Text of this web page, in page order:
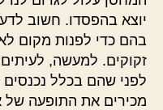
יוצא בהפסדו. חשוב
בהם כדי לפנות מקום
זקוקים. למעשה,
לפני שהם בכלל נכנסים
מכירים את התופעה של